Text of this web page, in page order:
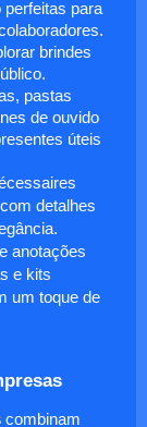
para
brindes
pastas
de ouvido
úteis
detalhes
anotações
e kits
um toque de
combinam